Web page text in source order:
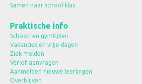
Samen naar school klas
Praktische info
School- en gymtijden
Vakanties en vrije dagen
Ziek melden
Verlof aanvragen
Aanmelden nieuwe leerlingen
Overblijven